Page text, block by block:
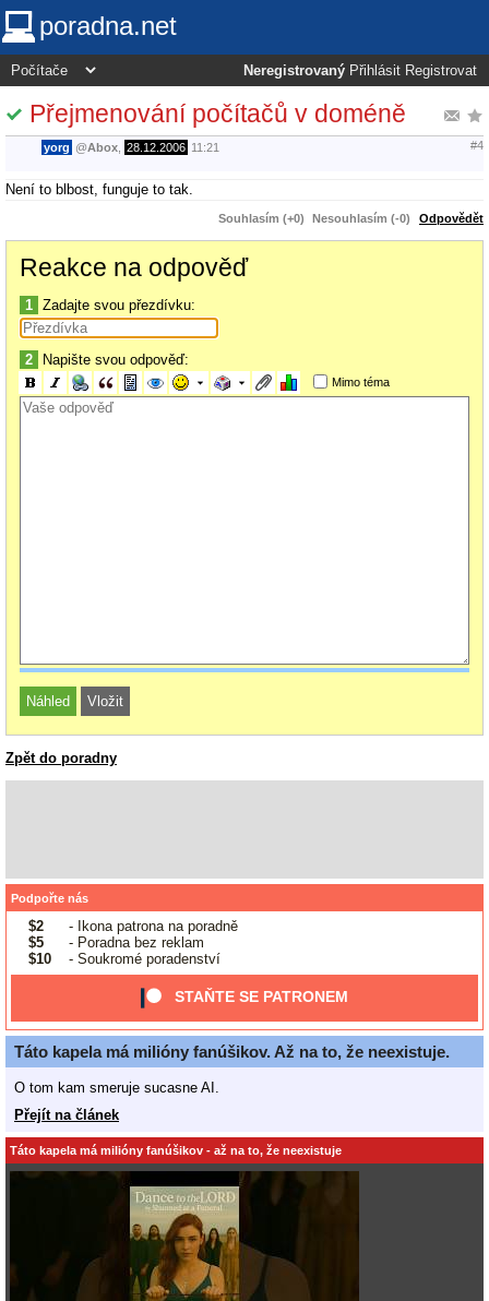
poradna.net
Neregistrovaný Přihlásit Registrovat
Přejmenování počítačů v doméně
yorg @Abox 28.12.2006 11:21 #4
Není to blbost, funguje to tak.
Souhlasím (+0) Nesouhlasím (-0) Odpovědět
Reakce na odpověď
1 Zadajte svou přezdívku:
2 Napište svou odpověď:
Mimo téma
Zpět do poradny
Podpořte nás
$2
- Ikona patrona na poradně
$5
- Poradna bez reklam
$10
- Soukromé poradenství
STAŇTE SE PATRONEM
Táto kapela má milióny fanúšikov. Až na to, že neexistuje.
O tom kam smeruje sucasne AI.
Přejít na článek
Táto kapela má milióny fanúšikov - až na to, že neexistuje